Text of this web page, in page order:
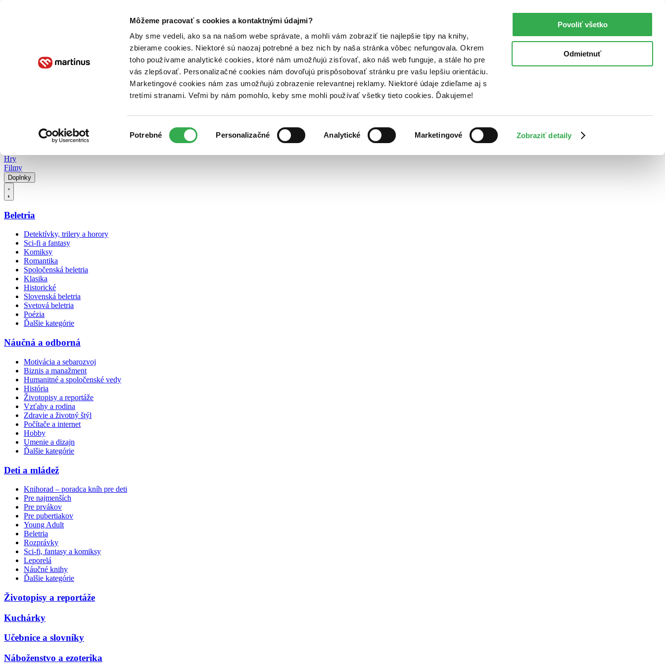
Môžeme pracovať s cookies a kontaktnými údajmi?
Aby sme vedeli, ako sa na našom webe správate, a mohli vám zobraziť tie najlepšie tipy na knihy,
zbierame cookies. Niektoré sú naozaj potrebné a bez nich by naša stránka vôbec nefungovala. Okrem
toho používame analytické cookies, ktoré nám umožňujú zisťovať, ako náš web funguje, a stále ho pre
vás zlepšovať. Personalizačné cookies nám dovoľujú prispôsobovať stránku pre vašu lepšiu orientáciu.
Marketingové cookies nám zas umožňujú zobrazenie relevantnej reklamy. Niektoré údaje zdieľame aj s
tretími stranami. Veľmi by nám pomohlo, keby sme mohli používať všetky tieto cookies. Ďakujeme!
súhlasu
Potrebné Personalizačné Analytické Marketingové Zobraziť detaily
Povoliť všetko
Odmietnuť
Poukážky Kontakt
Hry
Filmy
Doplnky
Beletria
Detektívky, trilery a horory
Sci-fi a fantasy
Komiksy
Romantika
Spoločenská beletria
Klasika
Historické
Slovenská beletria
Svetová beletria
Poézia
Ďalšie kategórie
Náučná a odborná
Motivácia a sebarozvoj
Biznis a manažment
Humanitné a spoločenské vedy
História
Životopisy a reportáže
Vzťahy a rodina
Zdravie a životný štýl
Počítače a internet
Hobby
Umenie a dizajn
Ďalšie kategórie
Deti a mládež
Knihorad – poradca kníh pre deti
Pre najmenších
Pre prvákov
Pre pubertiakov
Young Adult
Beletria
Rozprávky
Sci-fi, fantasy a komiksy
Leporelá
Náučné knihy
Ďalšie kategórie
Životopisy a reportáže
Kuchárky
Učebnice a slovníky
Náboženstvo a ezoterika